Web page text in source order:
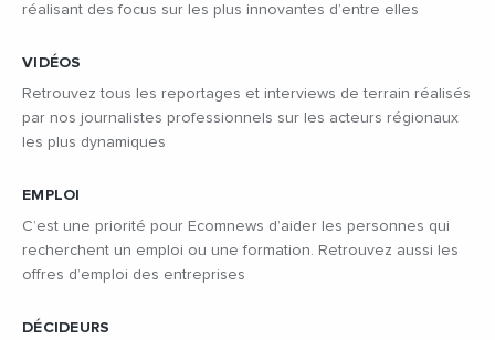
réalisant des focus sur les plus innovantes d’entre elles
VIDÉOS
Retrouvez tous les reportages et interviews de terrain réalisés
par nos journalistes professionnels sur les acteurs régionaux
les plus dynamiques
EMPLOI
C’est une priorité pour Ecomnews d’aider les personnes qui
recherchent un emploi ou une formation. Retrouvez aussi les
offres d’emploi des entreprises
DÉCIDEURS